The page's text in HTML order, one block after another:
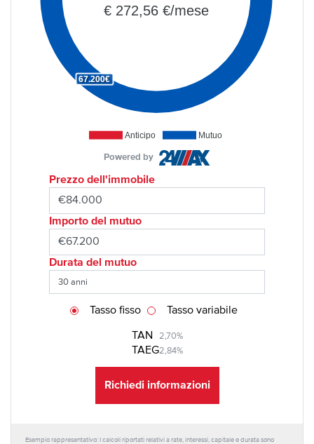
Anticipo Mutuo
67.200€
€ 272,56 €/mese
Powered by
Prezzo dell'immobile
Importo del mutuo
Durata del mutuo
TAN 2,70%
TAEG2,84%
Tasso fisso Tasso variabile
Richiedi informazioni
Esempio rappresentativo: I calcoli riportati relativi a rate, interessi, capitale e durata sono